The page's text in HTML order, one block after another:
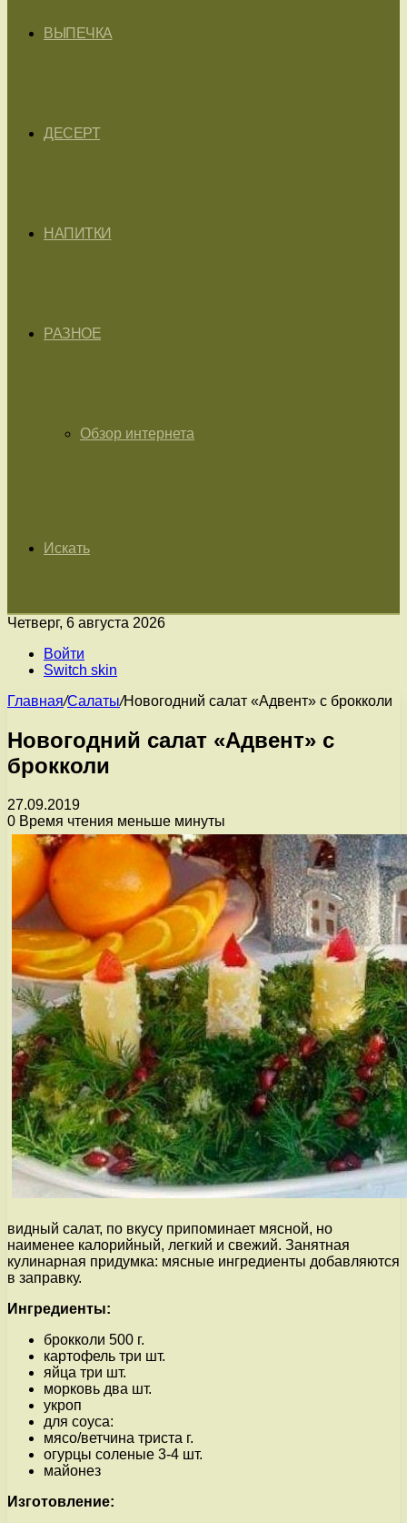
ВЫПЕЧКА
ДЕСЕРТ
НАПИТКИ
РАЗНОЕ
Обзор интернета
Искать
Четверг, 6 августа 2026
Войти
Switch skin
Главная/Салаты/Новогодний салат «Адвент» с брокколи
Новогодний салат «Адвент» с
брокколи
27.09.2019
0 Время чтения меньше минуты
видный салат, по вкусу припоминает мясной, но
наименее калорийный, легкий и свежий. Занятная
кулинарная придумка: мясные ингредиенты добавляются
в заправку.
Ингредиенты:
брокколи 500 г.
картофель три шт.
яйца три шт.
морковь два шт.
укроп
для соуса:
мясо/ветчина триста г.
огурцы соленые 3-4 шт.
майонез
Изготовление: